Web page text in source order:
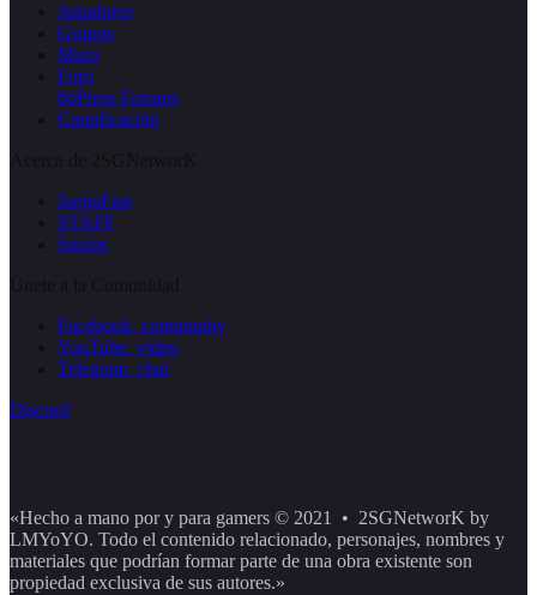
Jugadores
Grupos
Muro
Foro
bbPress Forums
Gamificación
JuegaFast
STAFF
Socios
Facebook_community
YouTube_video
Telegram_chat
Discord
«Hecho a mano por y para gamers © 2021 • 2SGNetworK by
LMYoYO. Todo el contenido relacionado, personajes, nombres y
materiales que podrían formar parte de una obra existente son
propiedad exclusiva de sus autores.»